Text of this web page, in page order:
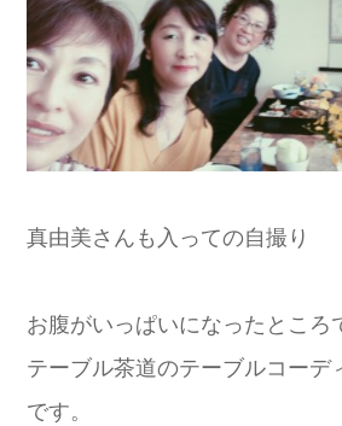
真由美さんも入っての自撮り
お腹がいっぱいになったところ
テーブル茶道のテーブルコーデ
です。